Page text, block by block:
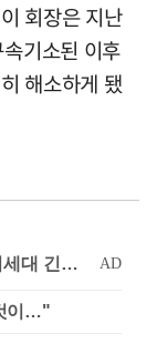
회장은 지난
기소된 이후
해소하게 됐
이…"